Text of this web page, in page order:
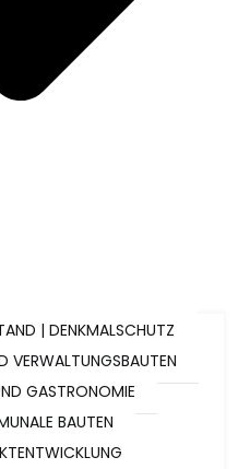
| DENKMALSCHUTZ
VERWALTUNGSBAUTEN
GASTRONOMIE
BAUTEN